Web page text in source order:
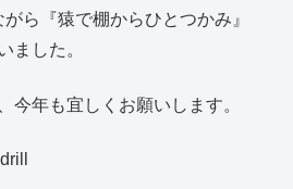
ら『猿で棚からひとつかみ』
ました。
今年も宜しくお願いします。